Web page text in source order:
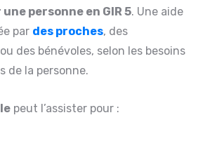
personne en GIR 5. Une aide
par des proches, des
des bénévoles, selon les besoins
de la personne.
peut l’assister pour :